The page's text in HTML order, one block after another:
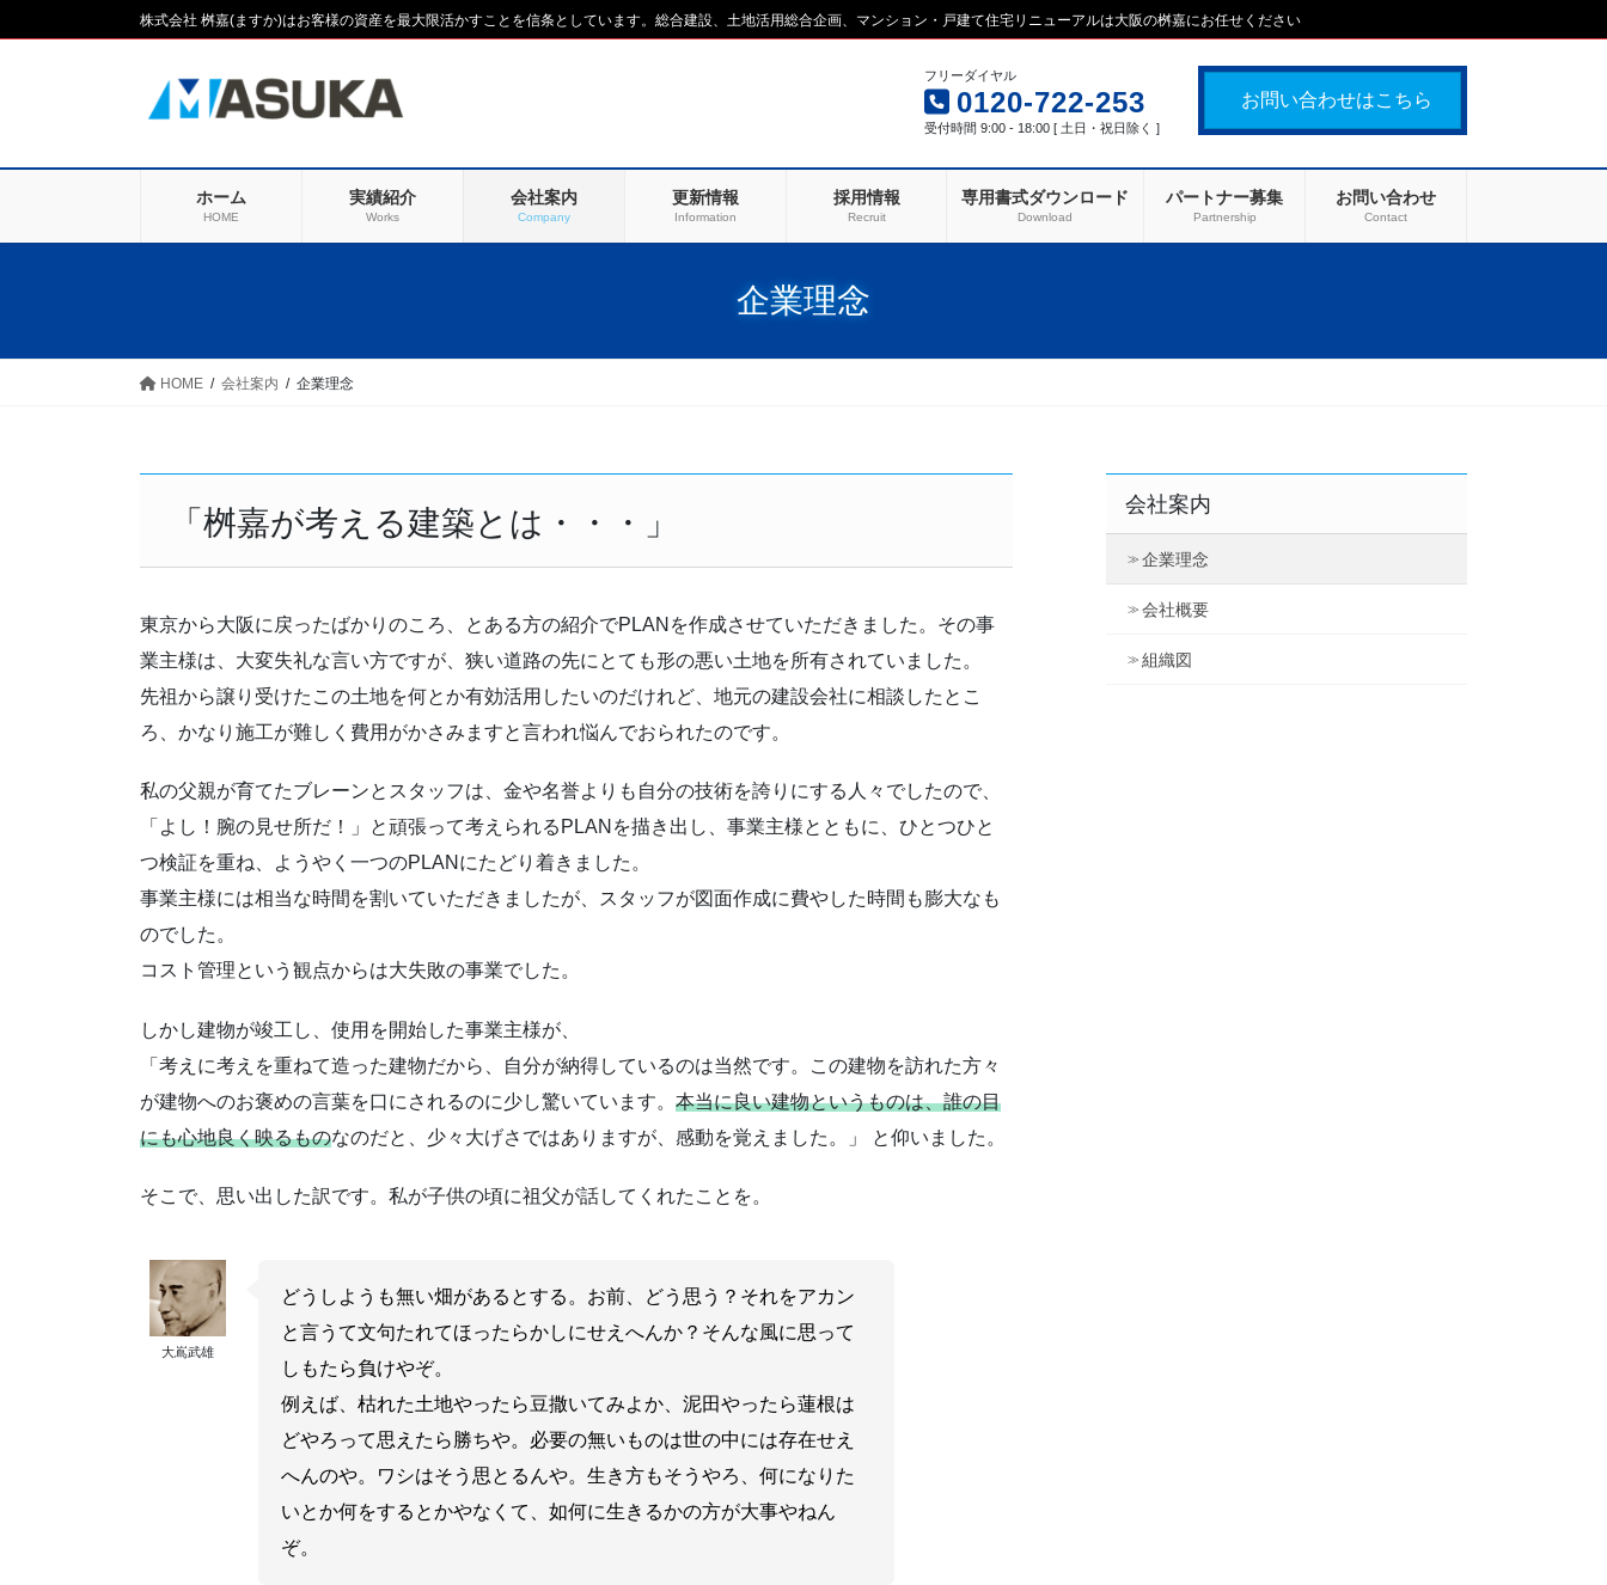
ン
ビ
移
株式会社 桝嘉(ますか)はお客様の資産を最大限活かすことを信条としています。総合建設、土地活用総合企画、マンション・戸建て住宅リニューアルは大阪の桝嘉にお任せください
フリーダイヤル
0120-722-253
受付時間 9:00 - 18:00 [ 土日・祝日除く ]
お問い合わせはこちら
ホーム
HOME
実績紹介
Works
会社案内
Company
更新情報
Information
採用情報
Recruit
専用書式ダウンロード
Download
パートナー募集
Partnership
お問い合わせ
Contact
企業理念
HOME 会社案内 企業理念
「桝嘉が考える建築とは・・・」
東京から大阪に戻ったばかりのころ、とある方の紹介でPLANを作成させていただきました。その事
業主様は、大変失礼な言い方ですが、狭い道路の先にとても形の悪い土地を所有されていました。
先祖から譲り受けたこの土地を何とか有効活用したいのだけれど、地元の建設会社に相談したとこ
ろ、かなり施工が難しく費用がかさみますと言われ悩んでおられたのです。
私の父親が育てたブレーンとスタッフは、金や名誉よりも自分の技術を誇りにする人々でしたので、
「よし！腕の見せ所だ！」と頑張って考えられるPLANを描き出し、事業主様とともに、ひとつひと
つ検証を重ね、ようやく一つのPLANにたどり着きました。
事業主様には相当な時間を割いていただきましたが、スタッフが図面作成に費やした時間も膨大なも
のでした。
コスト管理という観点からは大失敗の事業でした。
しかし建物が竣工し、使用を開始した事業主様が、
「考えに考えを重ねて造った建物だから、自分が納得しているのは当然です。この建物を訪れた方々
が建物へのお褒めの言葉を口にされるのに少し驚いています。 本当に良い建物というものは、誰の目
にも心地良く映るものなのだと、少々大げさではありますが、感動を覚えました。」 と仰いました。
そこで、思い出した訳です。私が子供の頃に祖父が話してくれたことを。
大嶌武雄
どうしようも無い畑があるとする。お前、どう思う？それをアカン
と言うて文句たれてほったらかしにせえへんか？そんな風に思って
しもたら負けやぞ。
例えば、枯れた土地やったら豆撒いてみよか、泥田やったら蓮根は
どやろって思えたら勝ちや。必要の無いものは世の中には存在せえ
へんのや。ワシはそう思とるんや。生き方もそうやろ、何になりた
いとか何をするとかやなくて、如何に生きるかの方が大事やねん
ぞ。
会社案内
企業理念
会社概要
組織図